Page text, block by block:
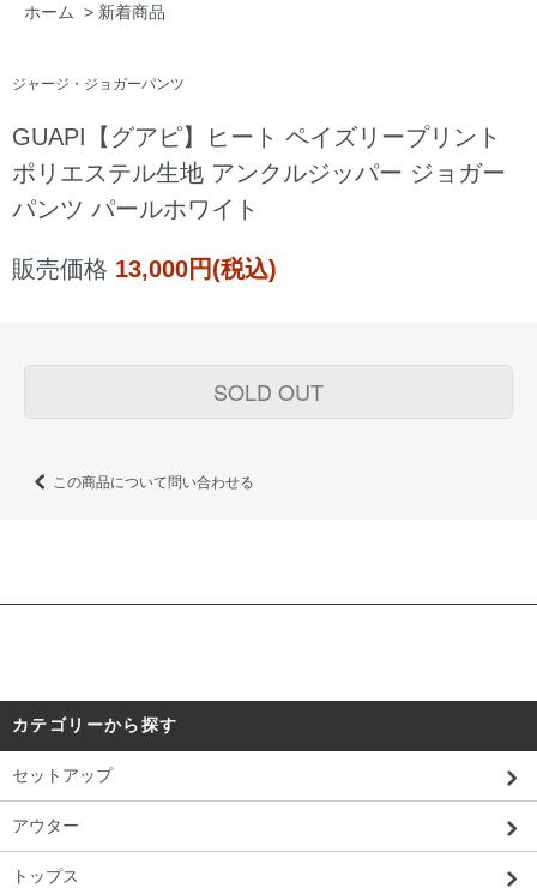
ホーム > 新着商品
ジャージ・ジョガーパンツ
GUAPI【グアピ】ヒート ペイズリープリント
ポリエステル生地 アンクルジッパー ジョガー
パンツ パールホワイト
販売価格 13,000円(税込)
SOLD OUT
この商品について問い合わせる
カテゴリーから探す
セットアップ
アウター
トップス